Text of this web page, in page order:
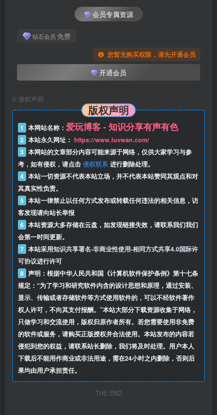
会员专属资源
钻石会员 免费
您暂无购买权限，请先开通会员
开通会员
© 版权声明
版权声明
1 本网站名称： 爱玩博客 - 知识分享有声有色
2 本站永久网址： https://www.luvwan.com/
3 本网站的文章部分内容可能来源于网络，仅供大家学习与参
考，如有侵权，请点击 侵权联系 进行删除处理。
4 本站一切资源不代表本站立场，并不代表本站赞同其观点和对
其真实性负责。
5 本站一律禁止以任何方式发布或转载任何违法的相关信息，访
客发现请向站长举报
6 本站资源大多存储在云盘，如发现链接失效，请联系我们我们
会第一时间更新。
7 本站采用知识共享署名-非商业性使用-相同方式共享4.0国际许
可协议进行许可
8 声明：根据中华人民共和国《计算机软件保护条例》第十七条
规定：“为了学习和研究软件内含的设计思想和原理，通过安装、
显示、传输或者存储软件等方式使用软件的，可以不经软件著作
权人许可，不向其支付报酬。”本站大部分下载资源收集于网络，
只做学习和交流使用，版权归原作者所有。若您需要使用非免费
的软件或服务，请购买正版授权并合法使用。本站发布的内容若
侵犯到您的权益，请联系站长删除，我们将及时处理。用户本人
下载后不能用作商业或非法用途，需在24小时之内删除，否则后
果均由用户承担责任。
THE END